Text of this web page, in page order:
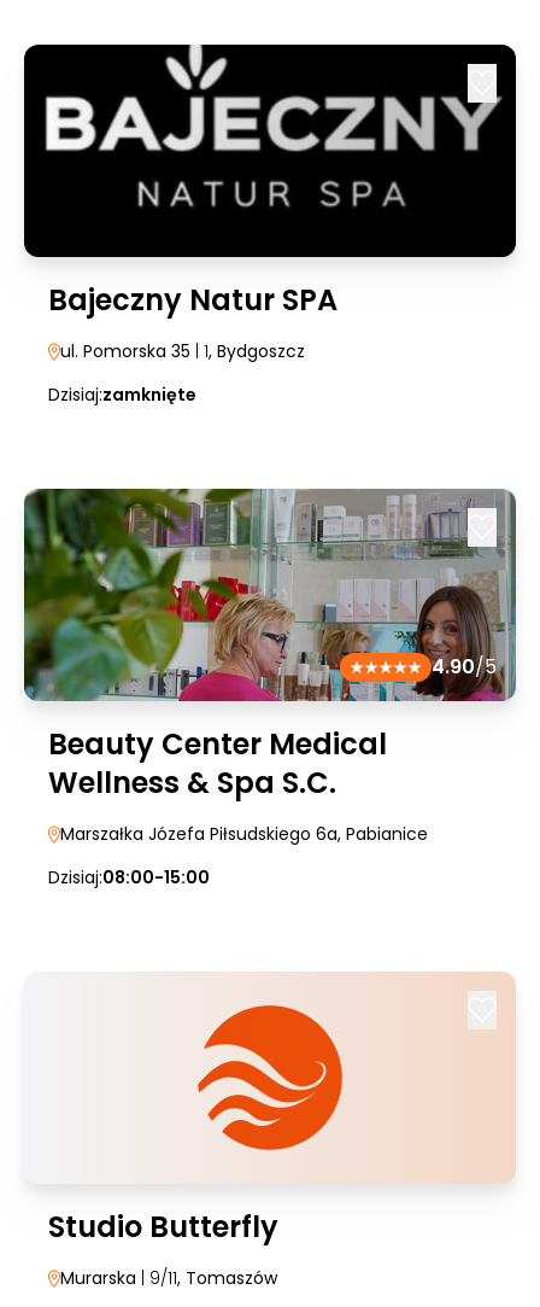
Bajeczny Natur SPA
ul. Pomorska 35 | 1, Bydgoszcz
Dzisiaj:zamknięte
4.90/5
Beauty Center Medical
Wellness & Spa S.C.
Marszałka Józefa Piłsudskiego 6a, Pabianice
Dzisiaj:08:00-15:00
Studio Butterfly
Murarska | 9/11, Tomaszów